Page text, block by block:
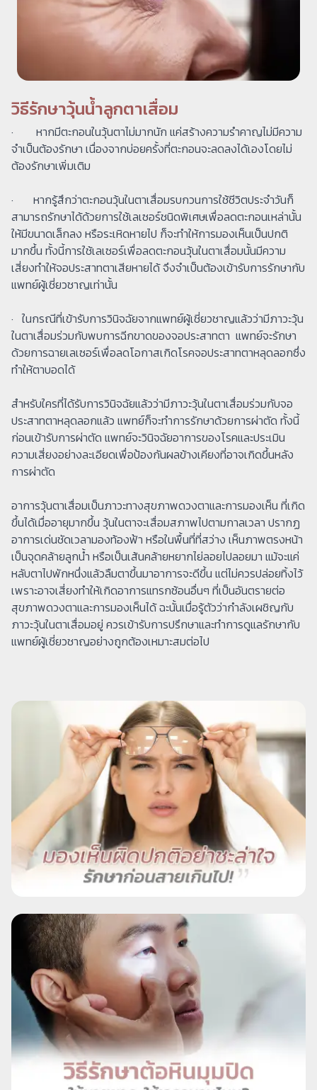
วิธีรักษาวุ้นน้ำลูกตาเสื่อม
· หากมีตะกอนในวุ้นตาไม่มากนัก แค่สร้างความรำคาญไม่มีความ
จำเป็นต้องรักษา เนื่องจากบ่อยครั้งที่ตะกอนจะลดลงได้เองโดยไม่
ต้องรักษาเพิ่มเติม
· หากรู้สึกว่าตะกอนวุ้นในตาเสื่อมรบกวนการใช้ชีวิตประจำวันก็
สามารถรักษาได้ด้วยการใช้เลเซอร์ชนิดพิเศษเพื่อลดตะกอนเหล่านั้น
ให้มีขนาดเล็กลง หรือระเหิดหายไป ก็จะทำให้การมองเห็นเป็นปกติ
มากขึ้น ทั้งนี้การใช้เลเซอร์เพื่อลดตะกอนวุ้นในตาเสื่อมนั้นมีความ
เสี่ยงทำให้จอประสาทตาเสียหายได้ จึงจำเป็นต้องเข้ารับการรักษากับ
แพทย์ผู้เชี่ยวชาญเท่านั้น
· ​ในกรณีที่เข้ารับการวินิจฉัยจากแพทย์ผู้เชี่ยวชาญแล้วว่ามีภาวะวุ้น
ในตาเสื่อมร่วมกับพบการฉีกขาดของจอประสาทตา แพทย์จะรักษา
ด้วยการฉายเลเซอร์เพื่อลดโอกาสเกิดโรคจอประสาทตาหลุดลอกซึ่ง
ทำให้ตาบอดได้
สำหรับใครที่ได้รับการวินิจฉัยแล้วว่ามีภาวะวุ้นในตาเสื่อมร่วมกับจอ
ประสาทตาหลุดลอกแล้ว แพทย์ก็จะทำการรักษาด้วยการผ่าตัด ทั้งนี้
ก่อนเข้ารับการผ่าตัด แพทย์จะวินิจฉัยอาการของโรคและประเมิน
ความเสี่ยงอย่างละเอียดเพื่อป้องกันผลข้างเคียงที่อาจเกิดขึ้นหลัง
การผ่าตัด
อาการวุ้นตาเสื่อมเป็นภาวะทางสุขภาพดวงตาและการมองเห็น ที่เกิด
ขึ้นได้เมื่ออายุมากขึ้น วุ้นในตาจะเสื่อมสภาพไปตามกาลเวลา ปรากฏ
อาการเด่นชัดเวลามองท้องฟ้า หรือในพื้นที่ที่สว่าง เห็นภาพตรงหน้า
เป็นจุดคล้ายลูกน้ำ หรือเป็นเส้นคล้ายหยากไย่ลอยไปลอยมา แม้จะแค่
หลับตาไปพักหนึ่งแล้วลืมตาขึ้นมาอาการจะดีขึ้น แต่ไม่ควรปล่อยทิ้งไว้
เพราะอาจเสี่ยงทำให้เกิดอาการแทรกซ้อนอื่นๆ ที่เป็นอันตรายต่อ
สุขภาพดวงตาและการมองเห็นได้ ฉะนั้นเมื่อรู้ตัวว่ากำลังเผชิญกับ
ภาวะวุ้นในตาเสื่อมอยู่ ควรเข้ารับการปรึกษาและทำการดูแลรักษากับ
แพทย์ผู้เชี่ยวชาญอย่างถูกต้องเหมาะสมต่อไป